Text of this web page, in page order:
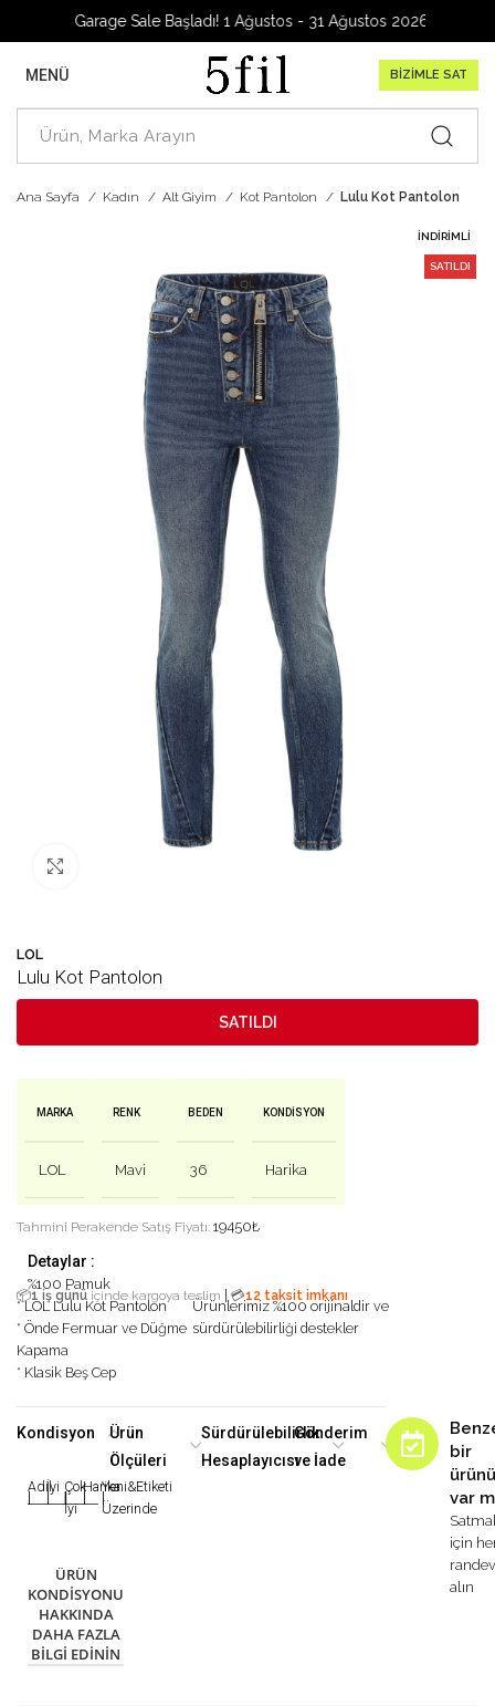
Garage Sale Başladı! 1 Ağustos - 31 Ağustos 2026
MENÜ BİZİMLE SAT
Ana Sayfa Kadın Alt Giyim Kot Pantolon Lulu Kot Pantolon
İNDIRIMLI
SATILDI
LOL
Lulu Kot Pantolon
SATILDI
MARKA
LOL
RENK
Mavi
BEDEN
36
KONDISYON
Harika
Tahmini Perakende Satış Fiyatı: 19450₺
Detaylar :
%100 Pamuk
📦1 iş günü içinde kargoya teslim 💳12 taksit imkanı
* LOL Lulu Kot Pantolon
* Önde Fermuar ve Düğme
Kapama
* Klasik Beş Cep
Ürünlerimiz %100 orijinaldir ve
sürdürülebilirliği destekler
Kondisyon
Adilİyi
|
Çok
İyi
Harika
|
Yeni&Etiketi
Üzerinde
ÜRÜN
KONDISYONU
HAKKINDA
DAHA FAZLA
BILGI EDININ
Ürün
Ölçüleri
Sürdürülebilirlik
Hesaplayıcısı
Gönderim
ve İade
bir
var
için
alın